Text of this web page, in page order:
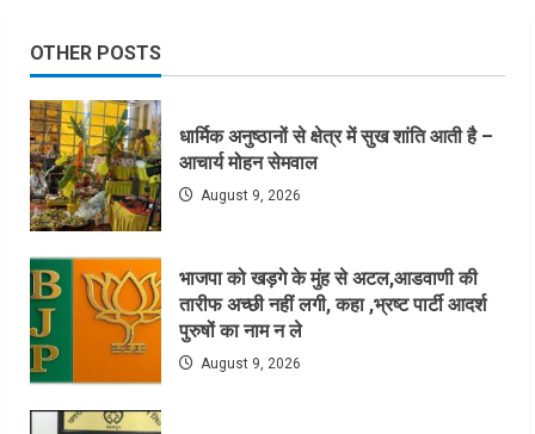
OTHER POSTS
धार्मिक अनुष्ठानों से क्षेत्र में सुख शांति आती है –
आचार्य मोहन सेमवाल
August 9, 2026
भाजपा को खड़गे के मुंह से अटल,आडवाणी की
तारीफ अच्छी नहीं लगी, कहा ,भ्रष्ट पार्टी आदर्श
पुरुषों का नाम न ले
August 9, 2026